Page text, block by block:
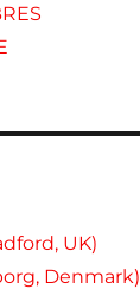
UK)
Denmark)